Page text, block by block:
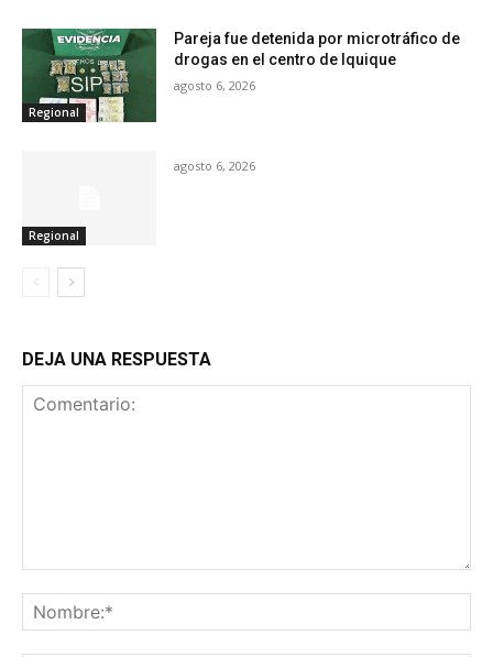
Regional
Pareja fue detenida por microtráfico de
drogas en el centro de Iquique
agosto 6, 2026
Regional
agosto 6, 2026
DEJA UNA RESPUESTA